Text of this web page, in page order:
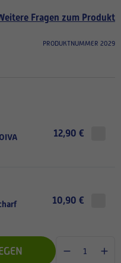
Fragen zum Produkt
PRODUKTNUMMER 2029
12,90 €
10,90 €